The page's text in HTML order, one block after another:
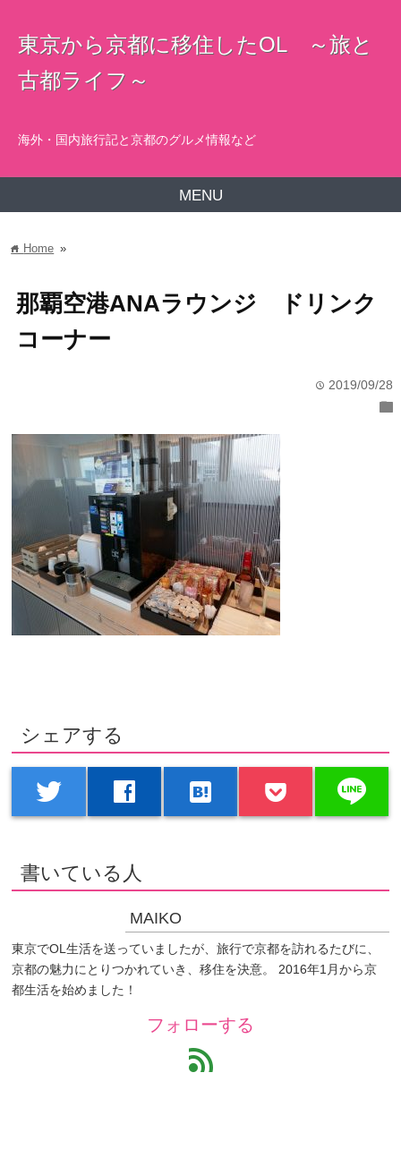
東京から京都に移住したOL ～旅と
古都ライフ～
海外・国内旅行記と京都のグルメ情報など
MENU
home Home »
那覇空港ANAラウンジ ドリンク
コーナー
time 2019/09/28
folder
シェアする
twitter facebook hatenabookmark line
書いている人
MAIKO
東京でOL生活を送っていましたが、旅行で京都を訪れるたびに、
京都の魅力にとりつかれていき、移住を決意。 2016年1月から京
都生活を始めました！
フォローする
feed